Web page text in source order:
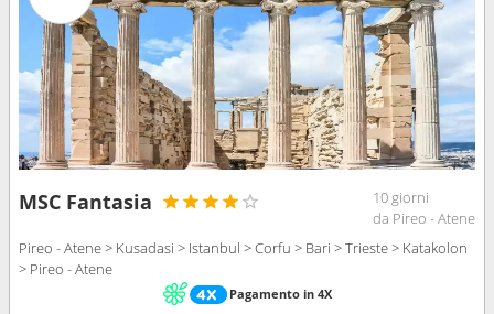
MSC Fantasia
10 giorni
da Pireo - Atene
Pireo - Atene > Kusadasi > Istanbul > Corfu > Bari > Trieste > Katakolon
> Pireo - Atene
Pagamento in 4X